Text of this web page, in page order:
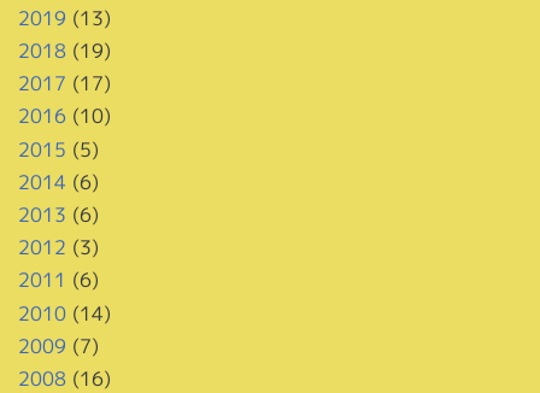
2019 (13)
2018 (19)
2017 (17)
2016 (10)
2015 (5)
2014 (6)
2013 (6)
2012 (3)
2011 (6)
2010(14)
2009 (7)
2008 (16)